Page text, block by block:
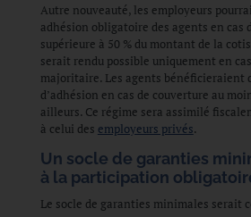
Autre nouveauté, les employeurs
adhésion obligatoire des agents en cas
supérieure à 50 % du montant de la
serait rendu possible uniquement en cas
majoritaire. Les agents bénéficieraient
d’adhésion en cas de couverture au
ailleurs. Ce régime sera assimilé
à celui des employeurs privés.
Un socle de garanties
à la participation
Le socle de garanties minimales serait